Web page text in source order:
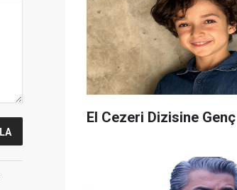
El Cezeri Dizisine